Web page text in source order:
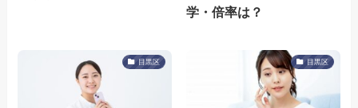
学・倍率は？
目黒区 目黒区